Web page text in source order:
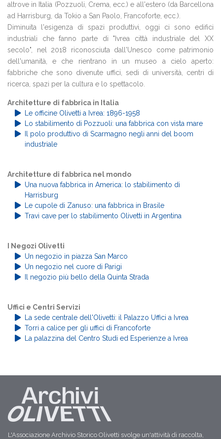
altrove in Italia (Pozzuoli, Crema, ecc.) e all'estero (da Barcellona
ad Harrisburg, da Tokio a San Paolo, Francoforte, ecc.).
Diminuita l'esigenza di spazi produttivi, oggi ci sono edifici
industriali che fanno parte di "Ivrea città industriale del XX
secolo", nel 2018 riconosciuta dall'Unesco come patrimonio
dell'umanità, e che rientrano in un museo a cielo aperto:
fabbriche che sono divenute uffici, sedi di università, centri di
ricerca, spazi per la cultura e lo spettacolo.
Architetture di fabbrica in Italia
Le officine Olivetti a Ivrea: 1896-1958
Lo stabilimento di Pozzuoli: una fabbrica con vista mare
Il polo produttivo di Scarmagno negli anni del boom
industriale
Architetture di fabbrica nel mondo
Una nuova fabbrica in America: lo stabilimento di
Harrisburg
Le cupole di Zanuso: una fabbrica in Brasile
Travi cave per lo stabilimento Olivetti in Argentina
I Negozi Olivetti
Un negozio in piazza San Marco
Un negozio nel cuore di Parigi
Il negozio più bello della Quinta Strada
Uffici e Centri Servizi
La sede centrale dell'Olivetti: il Palazzo Uffici a Ivrea
Torri a calice per gli uffici di Francoforte
La palazzina del Centro Studi ed Esperienze a Ivrea
L'Associazione Archivio Storico Olivetti svolge un'attività di raccolta,